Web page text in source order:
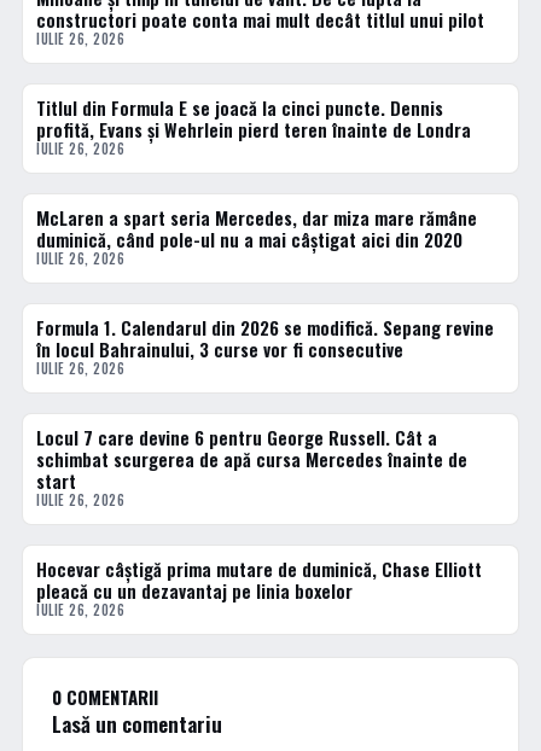
constructori poate conta mai mult decât titlul unui pilot
IULIE 26, 2026
FORMULA 1
Titlul din Formula E se joacă la cinci puncte. Dennis
profită, Evans și Wehrlein pierd teren înainte de Londra
IULIE 26, 2026
FORMULA 1
McLaren a spart seria Mercedes, dar miza mare rămâne
duminică, când pole-ul nu a mai câștigat aici din 2020
IULIE 26, 2026
FORMULA 1
Formula 1. Calendarul din 2026 se modifică. Sepang revine
în locul Bahrainului, 3 curse vor fi consecutive
IULIE 26, 2026
FORMULA 1
Locul 7 care devine 6 pentru George Russell. Cât a
schimbat scurgerea de apă cursa Mercedes înainte de
start
IULIE 26, 2026
DIVERSE
Hocevar câștigă prima mutare de duminică, Chase Elliott
pleacă cu un dezavantaj pe linia boxelor
IULIE 26, 2026
0 COMENTARII
Lasă un comentariu